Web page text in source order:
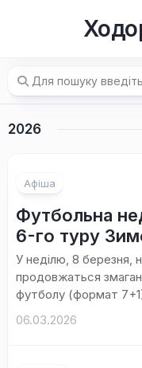
2026
Афіша
Футбольна
6-го туру
У неділю, 8 березня,
продовжаться
футболу (формат
06.03.2026